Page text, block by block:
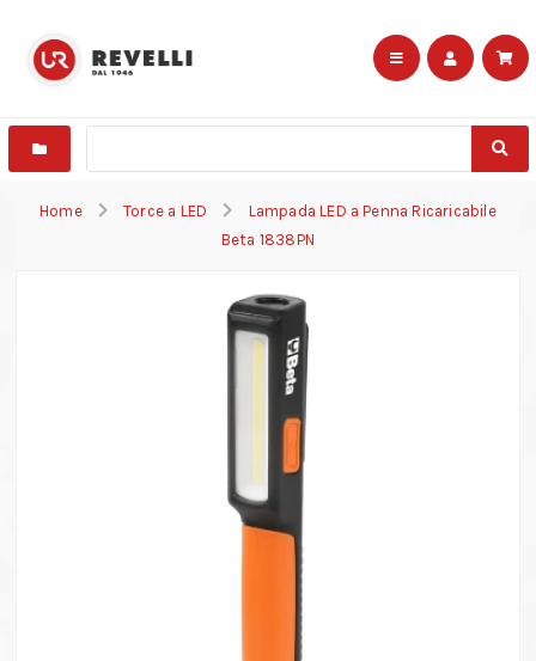
Home Torce a LED
Lampada LED a Penna Ricaricabile
Beta 1838PN